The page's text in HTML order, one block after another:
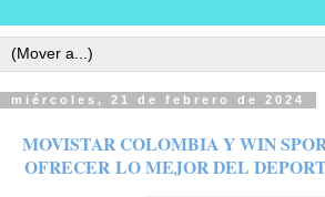
miércoles, 21 de febrero de 2024
MOVISTAR COLOMBIA Y WIN
OFRECERLO MEJOR DEL